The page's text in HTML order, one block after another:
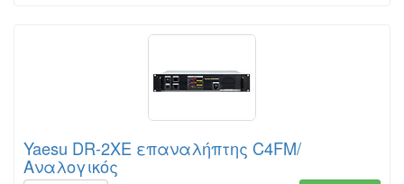
Yaesu DR-2XE επαναλήπτης C4FM/
Αναλογικός